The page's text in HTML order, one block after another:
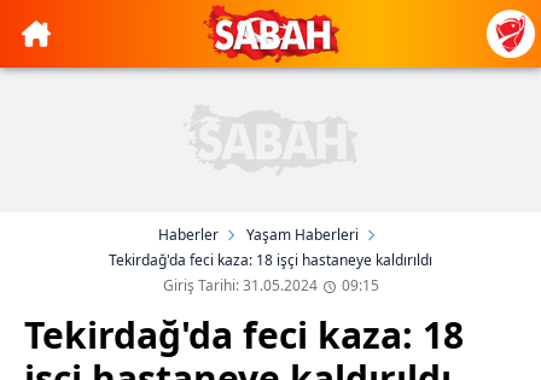
Haberler
Yaşam Haberleri
Tekirdağ'da feci kaza: 18 işçi hastaneye kaldırıldı
Giriş Tarihi: 31.05.2024
09:15
Tekirdağ'da feci kaza: 18